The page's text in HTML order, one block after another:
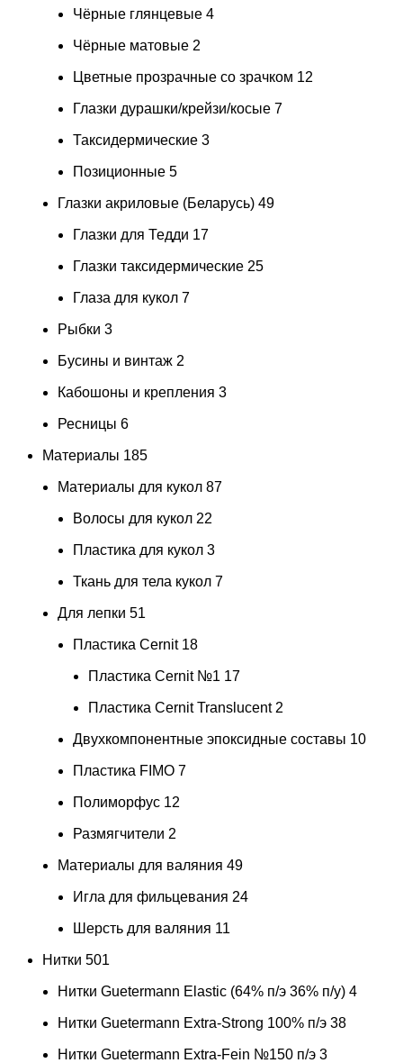
Чёрные глянцевые 4
Чёрные матовые 2
Цветные прозрачные со зрачком 12
Глазки дурашки/крейзи/косые 7
Таксидермические 3
Позиционные 5
Глазки акриловые (Беларусь) 49
Глазки для Тедди 17
Глазки таксидермические 25
Глаза для кукол 7
Рыбки 3
Бусины и винтаж 2
Кабошоны и крепления 3
Ресницы 6
Материалы 185
Материалы для кукол 87
Волосы для кукол 22
Пластика для кукол 3
Ткань для тела кукол 7
Для лепки 51
Пластика Cernit 18
Пластика Cernit №1 17
Пластика Cernit Translucent 2
Двухкомпонентные эпоксидные составы 10
Пластика FIMO 7
Полиморфус 12
Размягчители 2
Материалы для валяния 49
Игла для фильцевания 24
Шерсть для валяния 11
Нитки 501
Нитки Guetermann Elastic (64% п/э 36% п/у) 4
Нитки Guetermann Extra-Strong 100% п/э 38
Нитки Guetermann Extra-Fein №150 п/э 3